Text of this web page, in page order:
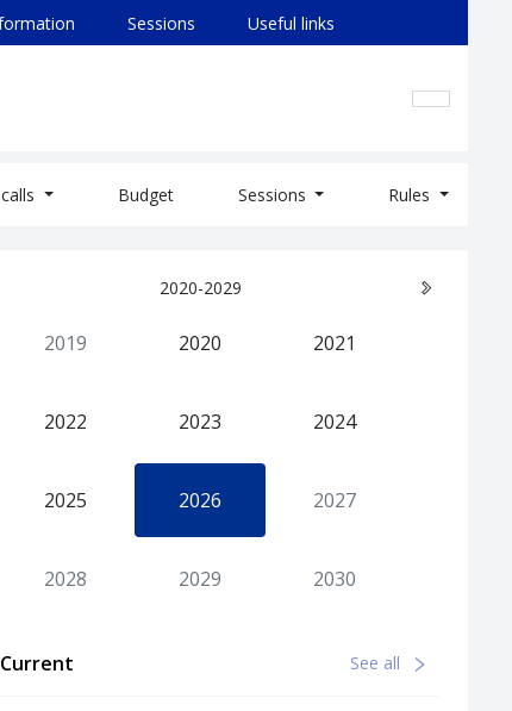
Sessions Useful links
Budget Sessions Rules
2020-2029
2019 2020 2021
2022 2023 2024
2025 2026 2027
2028 2029 2030
Current See all